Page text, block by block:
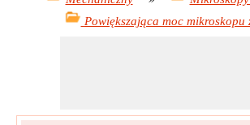
Powiększająca moc mikroskopu